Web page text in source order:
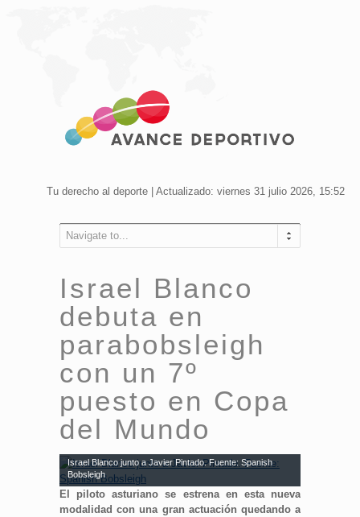
Tu derecho al deporte | Actualizado: viernes 31 julio 2026, 15:52
Navigate to...
Israel Blanco
debuta en
parabobsleigh
con un 7º
puesto en Copa
del Mundo
Israel Blanco junto a Javier Pintado. Fuente: Spanish
Bobsleigh
El piloto asturiano se estrena en esta nueva
modalidad con una gran actuación quedando a